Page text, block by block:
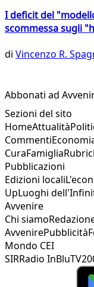
I deficit del
scommessa sugli
di Vincenzo R.
Abbonati ad
Sezioni del sito
HomeAttualità
Commenti
CuraFamiglia
Pubblicazioni
Edizioni locali
UpLuoghi
Avvenire
Chi siamo
AvvenirePubblicità
Mondo CEI
SIRRadio InBlu